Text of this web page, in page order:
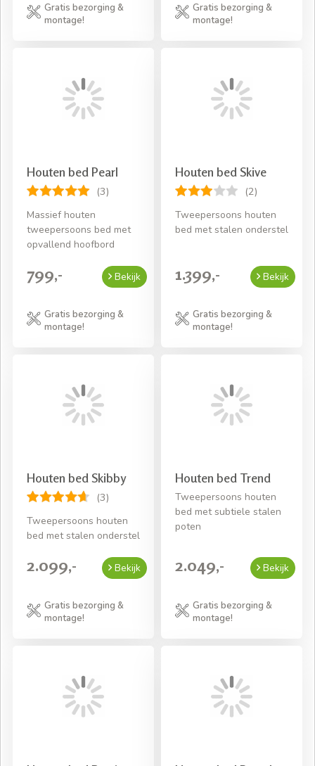
Gratis bezorging &
montage!
Gratis bezorging &
montage!
Houten bed Pearl
(3)
Massief houten
tweepersoons bed met
opvallend hoofbord
799,- Bekijk
Gratis bezorging &
montage!
Houten bed Skive
(2)
Tweepersoons houten
bed met stalen onderstel
1.399,- Bekijk
Gratis bezorging &
montage!
Houten bed Skibby
(3)
Tweepersoons houten
bed met stalen onderstel
2.099,- Bekijk
Gratis bezorging &
montage!
Houten bed Trend
Tweepersoons houten
bed met subtiele stalen
poten
2.049,- Bekijk
Gratis bezorging &
montage!